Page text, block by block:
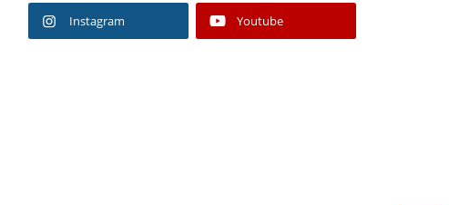
Instagram Youtube